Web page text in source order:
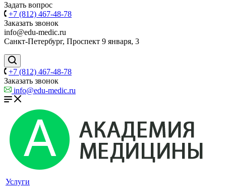
Задать вопрос
+7 (812) 467-48-78
Заказать звонок
info@edu-medic.ru
Санкт-Петербург, Проспект 9 января, 3
+7 (812) 467-48-78
Заказать звонок
info@edu-medic.ru
Услуги